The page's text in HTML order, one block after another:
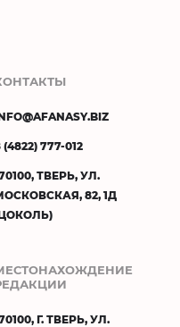
(4822) 777-012
ТВЕРЬ, УЛ.
82, 1Д
Г. ТВЕРЬ, УЛ.